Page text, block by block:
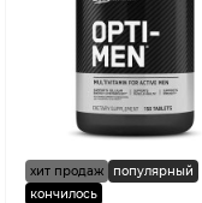
хит продаж
популярный
кончилось